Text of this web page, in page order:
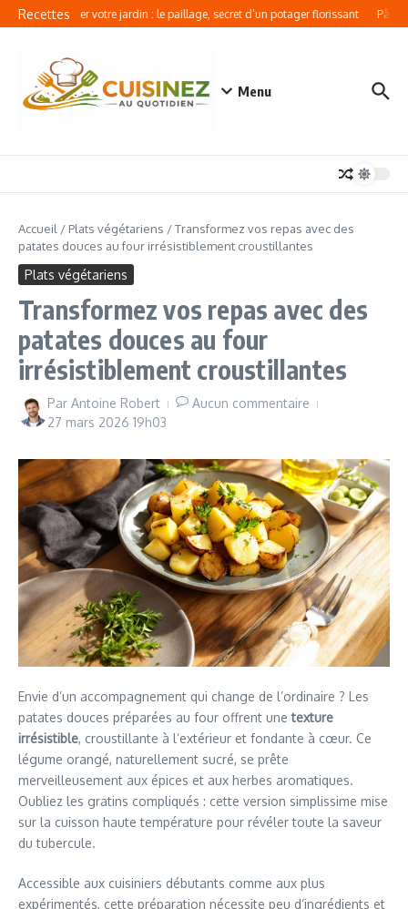
Aller au contenu
Recettes
Révolutionner votre jardin : le paillage, secret d’un potager florissant Pâtes
Menu
Accueil / Plats végétariens /Transformez vos repas avec des
patates douces au four irrésistiblement croustillantes
Plats végétariens
Transformez vos repas avec des
patates douces au four
irrésistiblement croustillantes
Par Antoine Robert
Aucun commentaire
27 mars 2026 19h03
Envie d’un accompagnement qui change de l’ordinaire ? Les
patates douces préparées au four offrent unetexture
irrésistible, croustillante à l’extérieur et fondante à cœur. Ce
légume orangé, naturellement sucré, se prête
merveilleusement aux épices et aux herbes aromatiques.
Oubliez les gratins compliqués : cette version simplissime mise
sur la cuisson haute température pour révéler toute la saveur
du tubercule.
Accessible aux cuisiniers débutants comme aux plus
expérimentés, cette préparation nécessite peu d’ingrédients et